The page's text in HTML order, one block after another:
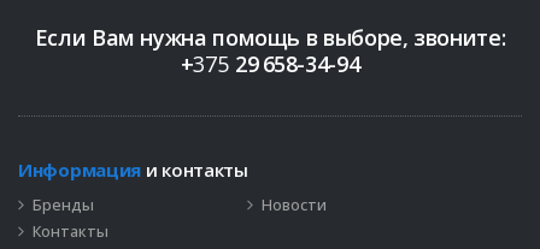
Если Вам нужна помощь в выборе, звоните:
+375 29658-34-94
Информация и контакты
Бренды
Новости
Контакты